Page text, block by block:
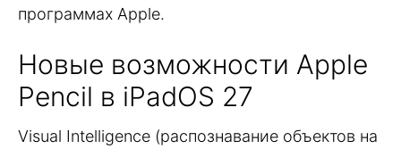
программах Apple.
Новые возможности Apple
Pencil в iPadOS 27
Visual Intelligence (распознавание объектов на